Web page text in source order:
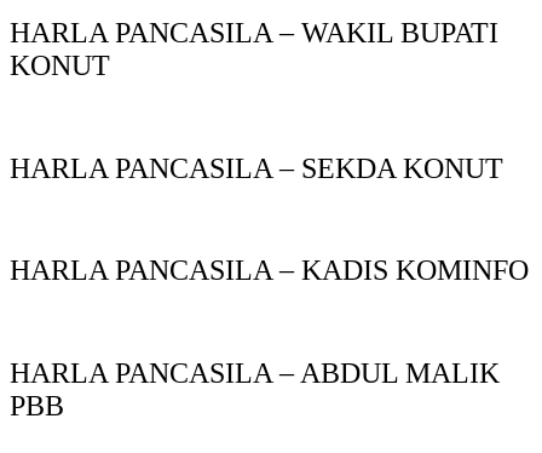
HARLA PANCASILA – WAKIL BUPATI
KONUT
HARLA PANCASILA – SEKDA KONUT
HARLA PANCASILA – KADIS KOMINFO
HARLA PANCASILA – ABDUL MALIK
PBB